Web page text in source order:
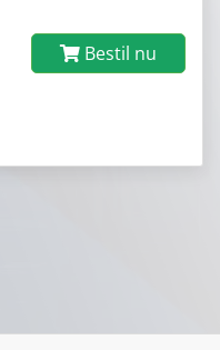
Bestil nu